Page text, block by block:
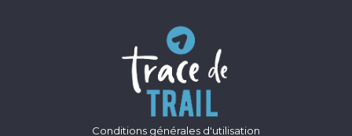
Conditions générales d'utilisation